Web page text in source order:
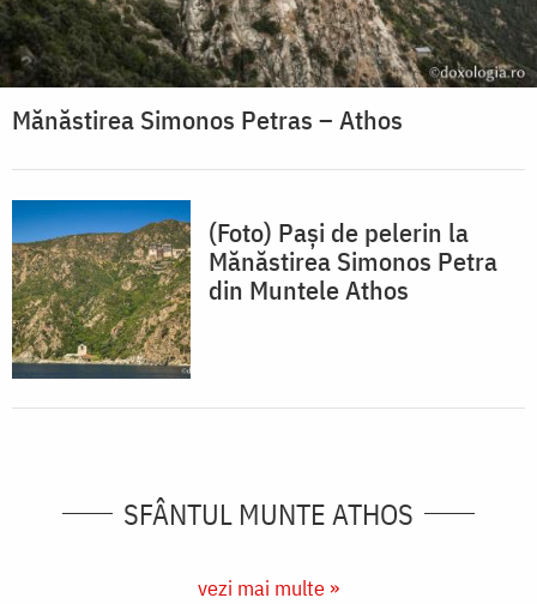
Mănăstirea Simonos Petras – Athos
(Foto) Pași de pelerin la
Mănăstirea Simonos Petra
din Muntele Athos
SFÂNTUL MUNTE ATHOS
vezi mai multe »